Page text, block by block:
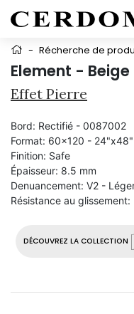
- Récherche de
Element - Beige
Effet Pierre
DÉCOUVREZ LA COLLECTION
Bord: Rectifié - 0087002
Format: 60x120 - 24"x48"
Finition: Safe
Épaisseur: 8.5 mm
Denuancement: V2 -
Résistance au glissement: